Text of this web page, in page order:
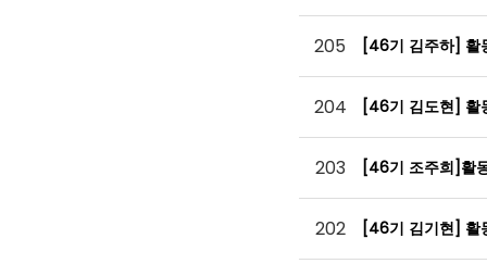
205 [46기 김주하] 활
204 [46기 김도현] 활
203 [46기 조주희]활
202 [46기 김기현] 활